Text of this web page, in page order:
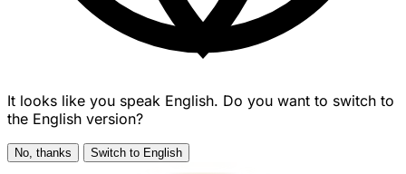
It looks like you speak English. Do you want to switch to
the English version?
No, thanks Switch to English